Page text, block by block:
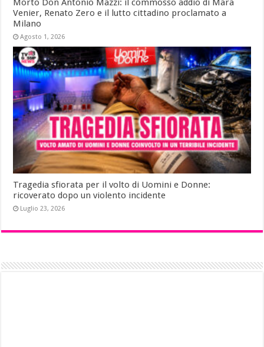
Morto Don Antonio Mazzi: il commosso addio di Mara
Venier, Renato Zero e il lutto cittadino proclamato a
Milano
Agosto 1, 2026
Tragedia sfiorata per il volto di Uomini e Donne:
ricoverato dopo un violento incidente
Luglio 23, 2026